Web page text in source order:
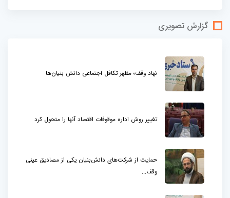
گزارش تصویری
نهاد وقف؛ مظهر تکافل اجتماعی دانش بنیان‌ها
تغییر روش اداره موقوفات اقتصاد آنها را متحول کرد
حمایت از شرکت‌های دانش‌بنیان یکی از مصادیق عینی
وقف...